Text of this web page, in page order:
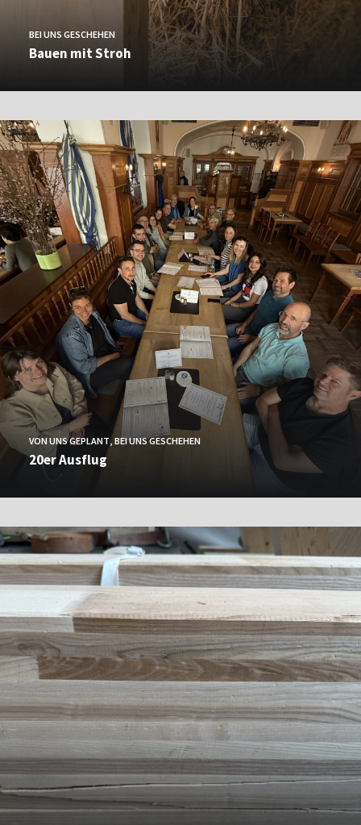
BEI UNS GESCHEHEN
Bauen mit Stroh
VON UNS GEPLANT, BEI UNS GESCHEHEN
20er Ausflug